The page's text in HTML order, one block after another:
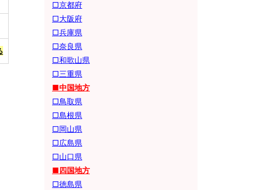
□京都府
□大阪府
□兵庫県
□奈良県
□和歌山県
□三重県
■中国地方
□鳥取県
□島根県
□岡山県
□広島県
□山口県
■四国地方
□徳島県